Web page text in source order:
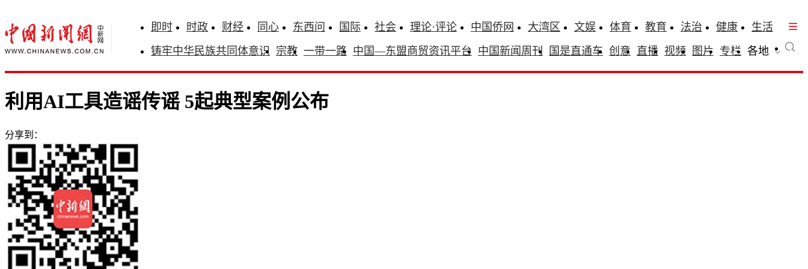
即时 时政 财经 同心 东西问 国际 社会 理论·评论 中国侨网 大湾区 文娱 体育 教育 法治 健康
生活
铸牢中华民族共同体意识 宗教 一带一路 中国—东盟商贸资讯平台 中国新闻周刊 国是直通车 创意 直播 视频 图片 专栏 各地
利用AI工具造谣传谣 5起典型案例公布
分享到：